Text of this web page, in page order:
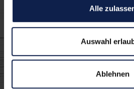
Alle
Auswahl
Ablehnen
Müritzer